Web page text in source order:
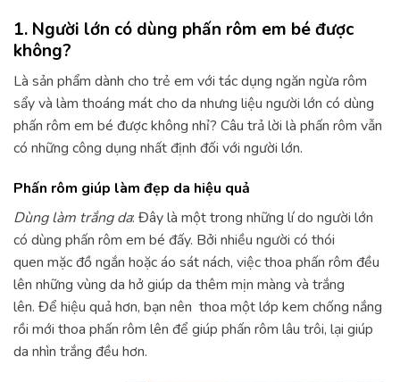
1. Người lớn có dùng phấn rôm em bé được
không?
Là sản phẩm dành cho trẻ em với tác dụng ngăn ngừa rôm
sẩy và làm thoáng mát cho da nhưng liệu người lớn có dùng
phấn rôm em bé được không nhỉ? Câu trả lời là phấn rôm vẫn
có những công dụng nhất định đối với người lớn.
Phấn rôm giúp làm đẹp da hiệu quả
Dùng làm trắng da: Đây là một trong những lí do người lớn
có dùng phấn rôm em bé đấy. Bởi nhiều người có thói
quen mặc đồ ngắn hoặc áo sát nách, việc thoa phấn rôm đều
lên những vùng da hở giúp da thêm mịn màng và trắng
lên. Để hiệu quả hơn, bạn nên thoa một lớp kem chống nắng
rồi mới thoa phấn rôm lên để giúp phấn rôm lâu trôi, lại giúp
da nhìn trắng đều hơn.